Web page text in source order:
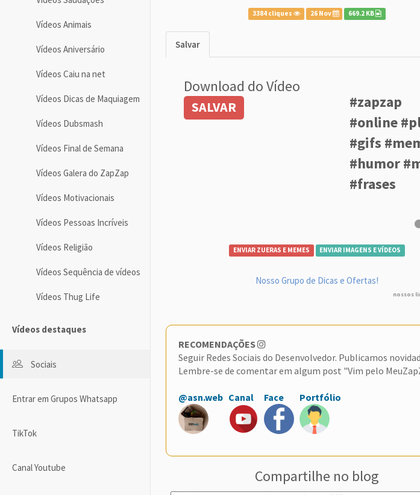
Vídeos Animais
Vídeos Aniversário
Vídeos Caiu na net
Vídeos Dicas de Maquiagem
Vídeos Dubsmash
Vídeos Final de Semana
Vídeos Galera do ZapZap
Vídeos Motivacionais
Vídeos Pessoas Incríveis
Vídeos Religião
Vídeos Sequência de vídeos
Vídeos Thug Life
Vídeos destaques
Sociais
Entrar em Grupos Whatsapp
TikTok
Canal Youtube
3384 cliques 26 Nov 669.2 KB
Salvar
Download do Vídeo
SALVAR
#zapzap
#online
#gifs
#humor
#frases
ENVIAR ZUERAS E MEMES ENVIAR IMAGENS E VÍDEOS
Nosso Grupo de Dicas e Ofertas!
nossos
RECOMENDAÇÕES
Seguir Redes Sociais do Desenvolvedor. Publicamos
Lembre-se de comentar em algum post "Vim pelo
@asn.web Canal Face Portfólio
Compartilhe no blog